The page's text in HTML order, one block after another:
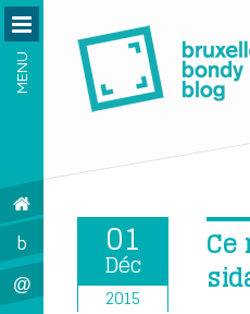
MENU
b
@
01
Déc
2015